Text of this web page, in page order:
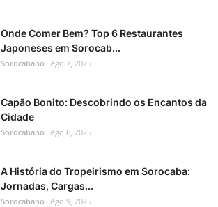
Onde Comer Bem? Top 6 Restaurantes
Japoneses em Sorocab...
Sorocabano Ago 7, 2025
Capão Bonito: Descobrindo os Encantos da
Cidade
Sorocabano Ago 6, 2025
A História do Tropeirismo em Sorocaba:
Jornadas, Cargas...
Sorocabano Ago 9, 2025